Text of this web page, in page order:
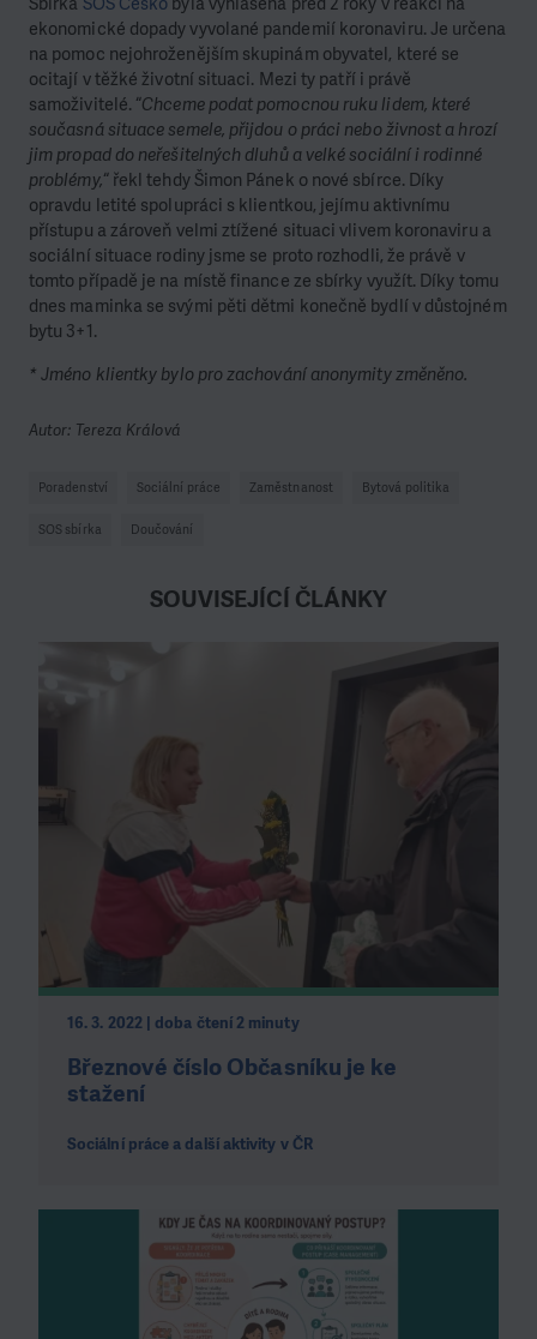
ekonomické dopady vyvolané pandemií koronaviru. Je určena
na pomoc nejohroženějším skupinám obyvatel, které se
ocitají v těžké životní situaci. Mezi ty patří i právě
samoživitelé. “Chceme podat pomocnou ruku lidem, které
současná situace semele, přijdou o práci nebo živnost a hrozí
jim propad do neřešitelných dluhů a velké sociální i rodinné
problémy,“ řekl tehdy Šimon Pánek o nové sbírce. Díky
opravdu letité spolupráci s klientkou, jejímu aktivnímu
přístupu a zároveň velmi ztížené situaci vlivem koronaviru a
sociální situace rodiny jsme se proto rozhodli, že právě v
tomto případě je na místě finance ze sbírky využít. Díky tomu
dnes maminka se svými pěti dětmi konečně bydlí v důstojném
bytu 3+1.
* Jméno klientky bylo pro zachování anonymity změněno.
Autor: Tereza Králová
Poradenství Sociální práce Zaměstnanost Bytová politika
SOS sbírka Doučování
SOUVISEJÍCÍ ČLÁNKY
16. 3. 2022 | doba čtení 2 minuty
Březnové číslo Občasníku je ke
stažení
Sociální práce a další aktivity v ČR